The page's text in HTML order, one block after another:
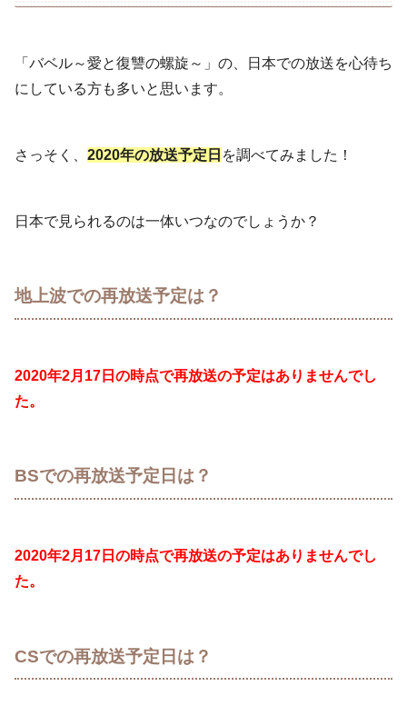
「バベル～愛と復讐の螺旋～」の、日本での放送を心待ち
にしている方も多いと思います。
さっそく、 2020年の放送予定日 を調べてみました！
日本で見られるのは一体いつなのでしょうか？
地上波での再放送予定は？
2020年2月17日の時点で再放送の予定はありませんでし
た。
BSでの再放送予定日は？
2020年2月17日の時点で再放送の予定はありませんでし
た。
CSでの再放送予定日は？